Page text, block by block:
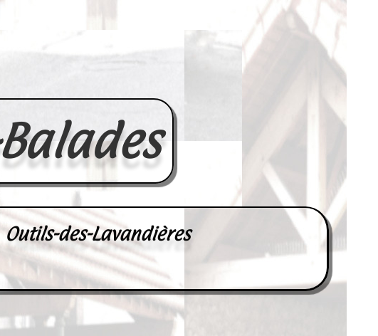
Outils-des-Lavandières